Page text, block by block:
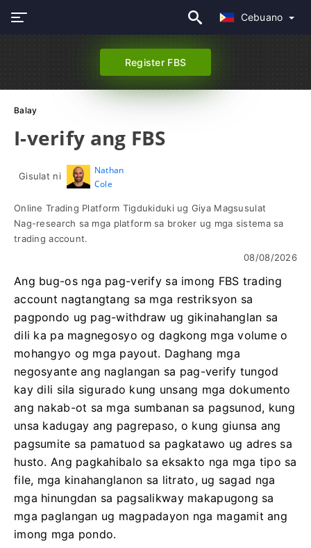
Cebuano
Register FBS
Balay
I-verify ang FBS
Gisulat ni
Nathan
Cole
Online Trading Platform Tigdukiduki ug Giya Magsusulat
Nag-research sa mga platform sa broker ug mga sistema sa
trading account.
08/08/2026
Ang bug-os nga pag-verify sa imong FBS trading
account nagtangtang sa mga restriksyon sa
pagpondo ug pag-withdraw ug gikinahanglan sa
dili ka pa magnegosyo og dagkong mga volume o
mohangyo og mga payout. Daghang mga
negosyante ang naglangan sa pag-verify tungod
kay dili sila sigurado kung unsang mga dokumento
ang nakab-ot sa mga sumbanan sa pagsunod, kung
unsa kadugay ang pagrepaso, o kung giunsa ang
pagsumite sa pamatuod sa pagkatawo ug adres sa
husto. Ang pagkahibalo sa eksakto nga mga tipo sa
file, mga kinahanglanon sa litrato, ug sagad nga
mga hinungdan sa pagsalikway makapugong sa
mga paglangan ug magpadayon nga magamit ang
imong mga pondo.